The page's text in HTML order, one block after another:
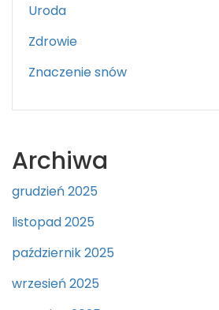
Uroda
Zdrowie
Znaczenie snów
Archiwa
grudzień 2025
listopad 2025
październik 2025
wrzesień 2025